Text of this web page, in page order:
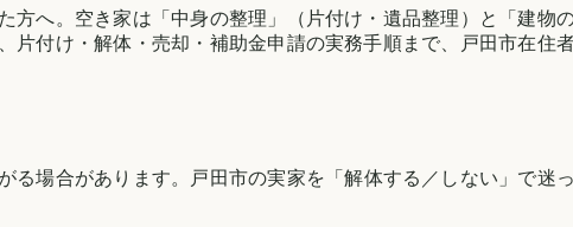
へ。空き家は「中身の整理」（片付け・遺品整理）と「建物
付け・解体・売却・補助金申請の実務手順まで、
戸田市在住
る場合があります。 戸田市の実家を「解体する／しない」で迷